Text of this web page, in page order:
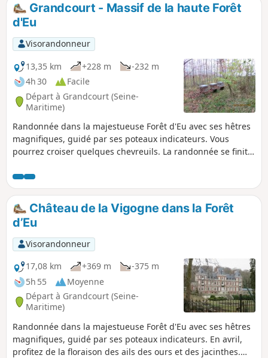
Grandcourt - Massif de la haute Forêt
d'Eu
Visorandonneur
13,35 km
+228 m
-232 m
4h 30
Facile
Départ à Grandcourt (Seine-
Maritime)
Randonnée dans la majestueuse Forêt d'Eu avec ses hêtres
magnifiques, guidé par ses poteaux indicateurs. Vous
pourrez croiser quelques chevreuils. La randonnée se finit
au (7), le chemin n'est plus accessible, je propose une
variante en attendant de trouver mieux.
Château de la Vigogne dans la Forêt
d’Eu
Visorandonneur
17,08 km
+369 m
-375 m
5h 55
Moyenne
Départ à Grandcourt (Seine-
Maritime)
Randonnée dans la majestueuse Forêt d'Eu avec ses hêtres
magnifiques, guidé par ses poteaux indicateurs. En avril,
profitez de la floraison des ails des ours et des jacinthes.